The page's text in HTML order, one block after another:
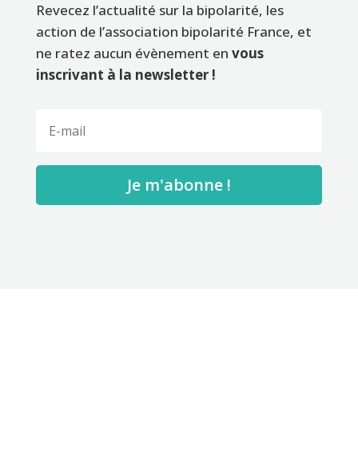
Revecez l’actualité sur la bipolarité, les
action de l’association bipolarité France, et
ne ratez aucun évènement en vous
inscrivant à la newsletter !
Je m'abonne !